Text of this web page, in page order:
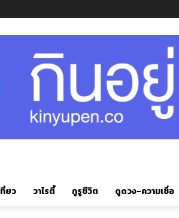
ยว วาไรตี้ กูรูชีวิต ดูดวง-ความเชื่อ